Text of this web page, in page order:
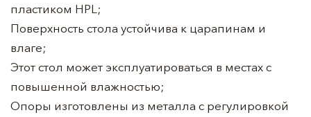
пластиком HPL;
Поверхность стола устойчива к царапинам и
влаге;
Этот стол может эксплуатироваться в местах с
повышенной влажностью;
Опоры изготовлены из металла с регулировкой